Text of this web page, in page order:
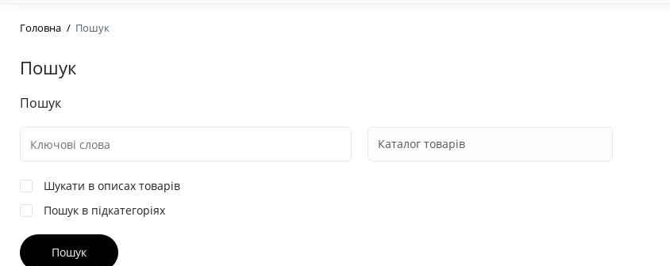
Головна Пошук
Пошук
Пошук
Шукати в описах товарів
Пошук в підкатегоріях